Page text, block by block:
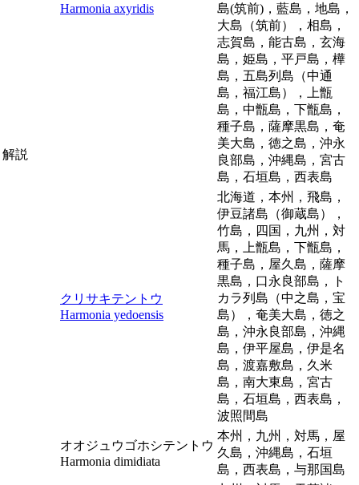
解説
Harmonia axyridis
島(筑前)，藍島，地島，
大島（筑前），相島，
志賀島，能古島，玄海
島，姫島，平戸島，樺
島，五島列島（中通
島，福江島），上甑
島，中甑島，下甑島，
種子島，薩摩黒島，奄
美大島，徳之島，沖永
良部島，沖縄島，宮古
島，石垣島，西表島
クリサキテントウ
Harmonia yedoensis
北海道，本州，飛島，
伊豆諸島（御蔵島），
竹島，四国，九州，対
馬，上甑島，下甑島，
種子島，屋久島，薩摩
黒島，口永良部島，ト
カラ列島（中之島，宝
島），奄美大島，徳之
島，沖永良部島，沖縄
島，伊平屋島，伊是名
島，渡嘉敷島，久米
島，南大東島，宮古
島，石垣島，西表島，
波照間島
オオジュウゴホシテントウ
Harmonia dimidiata
本州，九州，対馬，屋
久島，沖縄島，石垣
島，西表島，与那国島